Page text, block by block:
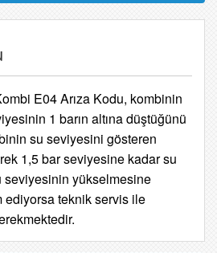
E04 Arıza Kodu, kombinin
1 barın altına düştüğünü
su seviyesini gösteren
1,5 bar seviyesine kadar su
seviyesinin yükselmesine
ediyorsa teknik servis ile